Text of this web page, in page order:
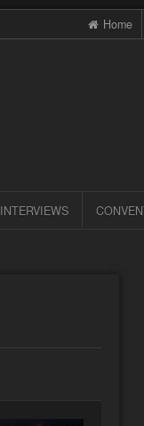
Home
INTERVIEWS